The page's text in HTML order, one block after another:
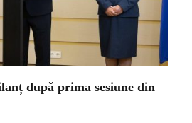
după prima sesiune din